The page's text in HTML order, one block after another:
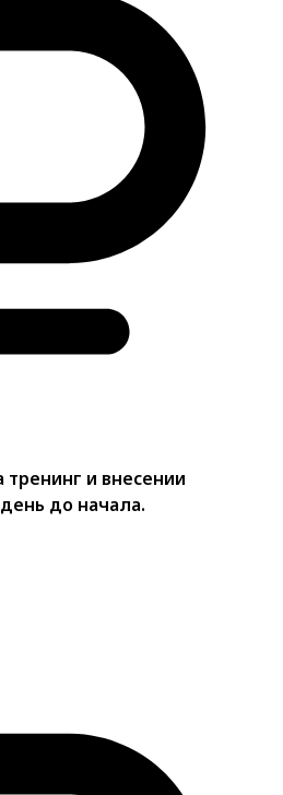
и внесении
до начала.